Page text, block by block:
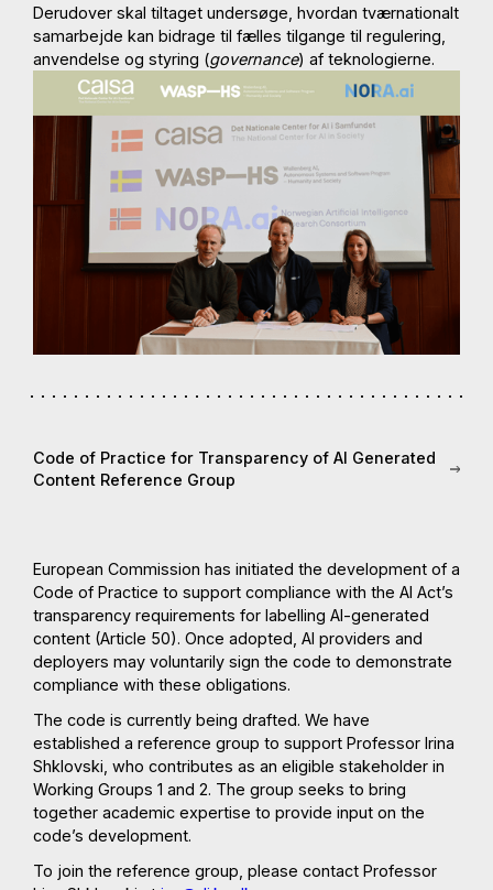
Derudover skal tiltaget undersøge, hvordan tværnationalt
samarbejde kan bidrage til fælles tilgange til regulering,
anvendelse og styring (governance) af teknologierne.
Code of Practice for Transparency of AI Generated
Content Reference Group
European Commission has initiated the development of a
Code of Practice to support compliance with the AI Act’s
transparency requirements for labelling AI-generated
content (Article 50). Once adopted, AI providers and
deployers may voluntarily sign the code to demonstrate
compliance with these obligations.
The code is currently being drafted. We have
established a reference group to support Professor Irina
Shklovski, who contributes as an eligible stakeholder in
Working Groups 1 and 2. The group seeks to bring
together academic expertise to provide input on the
code’s development.
To join the reference group, please contact Professor